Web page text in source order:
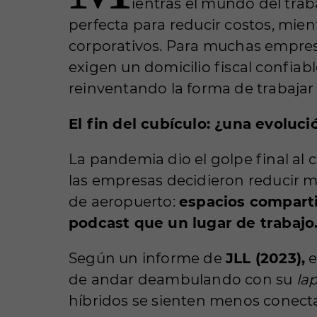
ientras el mundo del
perfecta para reducir costos,
corporativos. Para muchas
exigen un domicilio fiscal
reinventando la forma de
El fin del cubículo: ¿una
La pandemia dio el golpe final al
las empresas decidieron reducir
de aeropuerto: espacios
podcast que un lugar de
Según un informe de JLL (2023),
de andar deambulando con su
híbridos se sienten menos